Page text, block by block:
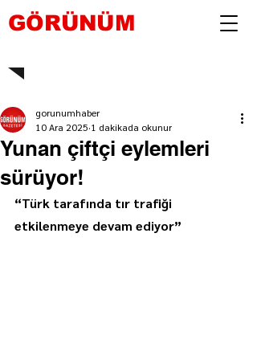
GÖRÜNÜM
Yunan çiftçi eylemleri
sürüyor!
gorunumhaber
10 Ara 2025 1 dakikada okunur
“Türk tarafında tır trafiği
etkilenmeye devam ediyor”